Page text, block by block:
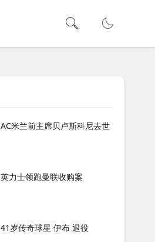
AC米兰前主席贝卢斯科尼去世
英力士领跑曼联收购案
41岁传奇球星 伊布 退役